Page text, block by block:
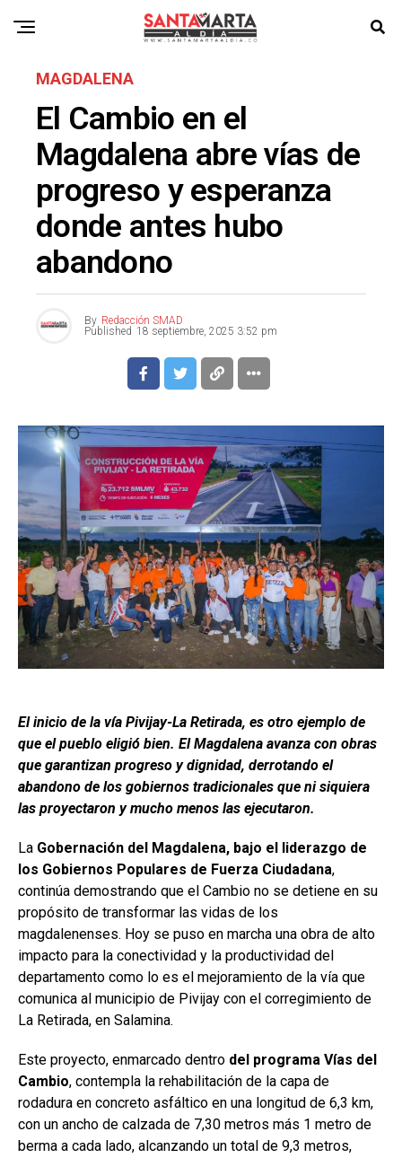
MAGDALENA
El Cambio en el
Magdalena abre vías de
progreso y esperanza
donde antes hubo
abandono
By Redacción SMAD
Published 18 septiembre, 2025 3:52 pm
El inicio de la vía Pivijay-La Retirada, es otro ejemplo de
que el pueblo eligió bien. El Magdalena avanza con obras
que garantizan progreso y dignidad, derrotando el
abandono de los gobiernos tradicionales que ni siquiera
las proyectaron y mucho menos las ejecutaron.
La Gobernación del Magdalena, bajo el liderazgo de
los Gobiernos Populares de Fuerza Ciudadana,
continúa demostrando que el Cambio no se detiene en su
propósito de transformar las vidas de los
magdalenenses. Hoy se puso en marcha una obra de alto
impacto para la conectividad y la productividad del
departamento como lo es el mejoramiento de la vía que
comunica al municipio de Pivijay con el corregimiento de
La Retirada, en Salamina.
Este proyecto, enmarcado dentro del programa Vías del
Cambio, contempla la rehabilitación de la capa de
rodadura en concreto asfáltico en una longitud de 6,3 km,
con un ancho de calzada de 7,30 metros más 1 metro de
berma a cada lado, alcanzando un total de 9,3 metros,